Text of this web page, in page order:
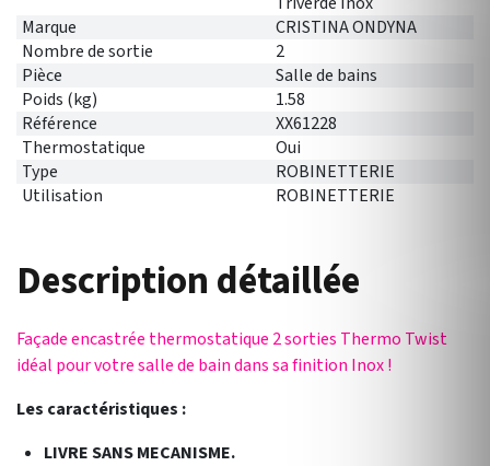
Marque
CRISTINA ONDYNA
Nombre de sortie
2
Pièce
Salle de bains
Poids (kg)
1.58
Référence
XX61228
Thermostatique
Oui
Type
ROBINETTERIE
Utilisation
ROBINETTERIE
Description détaillée
Façade encastrée thermostatique 2 sorties Thermo Twist
idéal pour votre salle de bain dans sa finition Inox !
Les caractéristiques :
LIVRE SANS MECANISME.